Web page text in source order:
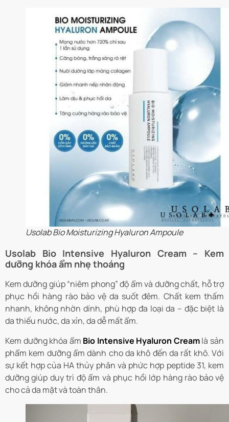
Usolab Bio Moisturizing Hyaluron Ampoule
Usolab Bio Intensive Hyaluron Cream – Kem
dưỡng khóa ẩm nhẹ thoáng
Kem dưỡng giúp “niêm phong” độ ẩm và dưỡng chất, hỗ trợ
phục hồi hàng rào bảo vệ da suốt đêm. Chất kem thấm
nhanh, không nhờn dính, phù hợp đa loại da – đặc biệt là
da thiếu nước, da xỉn, da dễ mất ẩm.
Kem dưỡng khóa ẩm Bio Intensive Hyaluron Creamlà sản
phẩm kem dưỡng ẩm dành cho da khô đến da rất khô. Với
sự kết hợp của HA thủy phân và phức hợp peptide 31, kem
dưỡng giúp duy trì độ ẩm và phục hồi lớp hàng rào bảo vệ
cho cả da mặt và toàn thân.